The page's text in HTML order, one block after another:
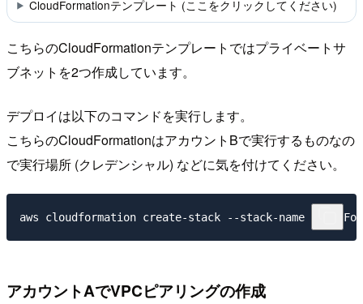
CloudFormationテンプレート (ここをクリックしてください)
こちらのCloudFormationテンプレートではプライベートサ
ブネットを2つ作成しています。
デプロイは以下のコマンドを実行します。
こちらのCloudFormationはアカウントBで実行するものなの
で実行場所 (クレデンシャル) などに気を付けてください。
アカウントAでVPCピアリングの作成